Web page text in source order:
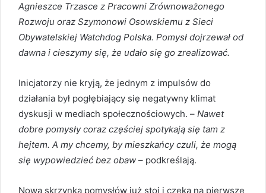
Agnieszce Trzasce z Pracowni Zrównoważonego
Rozwoju oraz Szymonowi Osowskiemu z Sieci
Obywatelskiej Watchdog Polska. Pomysł dojrzewał od
dawna i cieszymy się, że udało się go zrealizować.
Inicjatorzy nie kryją, że jednym z impulsów do
działania był pogłębiający się negatywny klimat
dyskusji w mediach społecznościowych. – Nawet
dobre pomysły coraz częściej spotykają się tam z
hejtem. A my chcemy, by mieszkańcy czuli, że mogą
się wypowiedzieć bez obaw – podkreślają.
Nowa skrzynka pomysłów już stoi i czeka na pierwsze